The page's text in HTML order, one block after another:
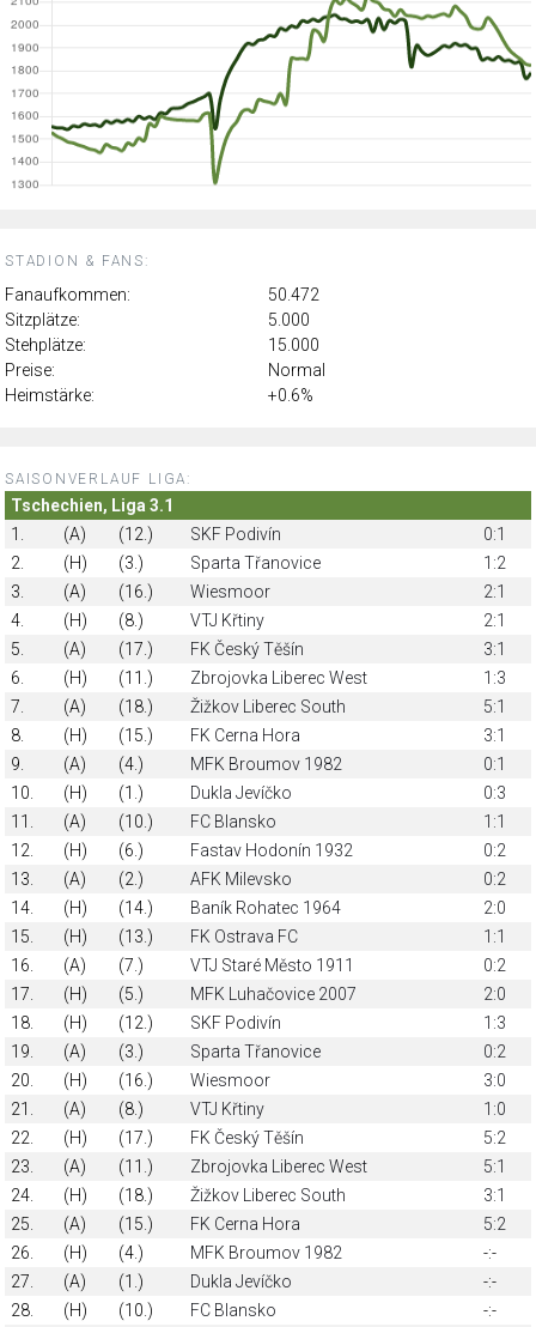
STADION & FANS:
Fanaufkommen:
50.472
Sitzplätze:
5.000
Stehplätze:
15.000
Preise:
Normal
Heimstärke:
+0.6%
SAISONVERLAUF LIGA:
Tschechien, Liga 3.1
1.
(A) (12.) SKF Podivín
0:1
2.
(H) (3.) Sparta Třanovice
1:2
3.
(A) (16.) Wiesmoor
2:1
4.
(H) (8.) VTJ Křtiny
2:1
5.
(A) (17.) FK Český Těšín
3:1
6.
(H) (11.) Zbrojovka Liberec West
1:3
7.
(A) (18.) Žižkov Liberec South
5:1
8.
(H) (15.) FK Cerna Hora
3:1
9.
(A) (4.) MFK Broumov 1982
0:1
10.
(H) (1.) Dukla Jevíčko
0:3
11.
(A) (10.) FC Blansko
1:1
12.
(H) (6.) Fastav Hodonín 1932
0:2
13.
(A) (2.) AFK Milevsko
0:2
14.
(H) (14.) Baník Rohatec 1964
2:0
15.
(H) (13.) FK Ostrava FC
1:1
16.
(A) (7.) VTJ Staré Město 1911
0:2
17.
(H) (5.) MFK Luhačovice 2007
2:0
18.
(H) (12.) SKF Podivín
1:3
19.
(A) (3.) Sparta Třanovice
0:2
20.
(H) (16.) Wiesmoor
3:0
21.
(A) (8.) VTJ Křtiny
1:0
22.
(H) (17.) FK Český Těšín
5:2
23.
(A) (11.) Zbrojovka Liberec West
5:1
24.
(H) (18.) Žižkov Liberec South
3:1
25.
(A) (15.) FK Cerna Hora
5:2
26.
(H) (4.) MFK Broumov 1982
-:-
27.
(A) (1.) Dukla Jevíčko
-:-
28.
(H) (10.) FC Blansko
-:-